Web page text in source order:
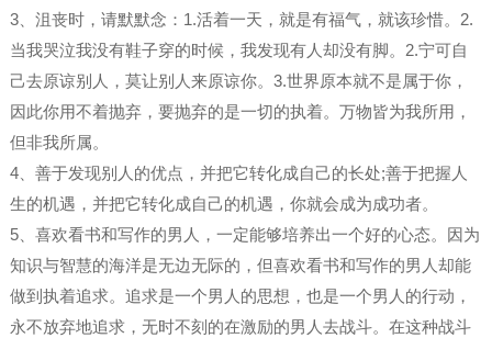
3、沮丧时，请默默念：1.活着一天，就是有福气，就该珍惜。2.
当我哭泣我没有鞋子穿的时候，我发现有人却没有脚。2.宁可自
己去原谅别人，莫让别人来原谅你。3.世界原本就不是属于你，
因此你用不着抛弃，要抛弃的是一切的执着。万物皆为我所用，
但非我所属。
4、善于发现别人的优点，并把它转化成自己的长处;善于把握人
生的机遇，并把它转化成自己的机遇，你就会成为成功者。
5、喜欢看书和写作的男人，一定能够培养出一个好的心态。因为
知识与智慧的海洋是无边无际的，但喜欢看书和写作的男人却能
做到执着追求。追求是一个男人的思想，也是一个男人的行动，
永不放弃地追求，无时不刻的在激励的男人去战斗。在这种战斗